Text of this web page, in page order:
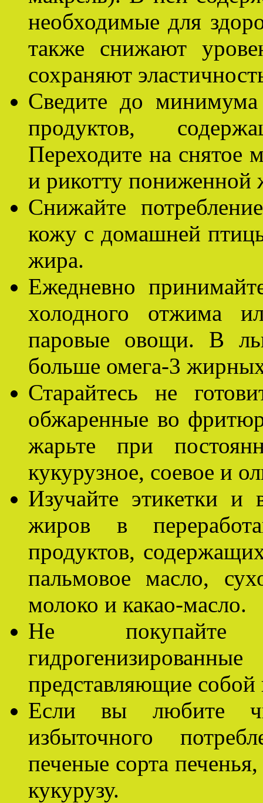
необходимые для
также снижают
сохраняют
Сведите до минимума
продуктов,
Переходите на снятое
и рикотту пониженной
Снижайте
кожу с домашней
жира.
Ежедневно
холодного отжима
паровые овощи. В
больше омега-3
Старайтесь не
обжаренные во
жарьте при
кукурузное, соевое и
Изучайте этикетки и
жиров в
продуктов,
пальмовое масло,
молоко и какао-масло.
Не покупайте
представляющие
Если вы любите
избыточного
печеные сорта
кукурузу.